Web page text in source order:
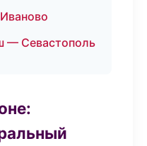
— Севастополь